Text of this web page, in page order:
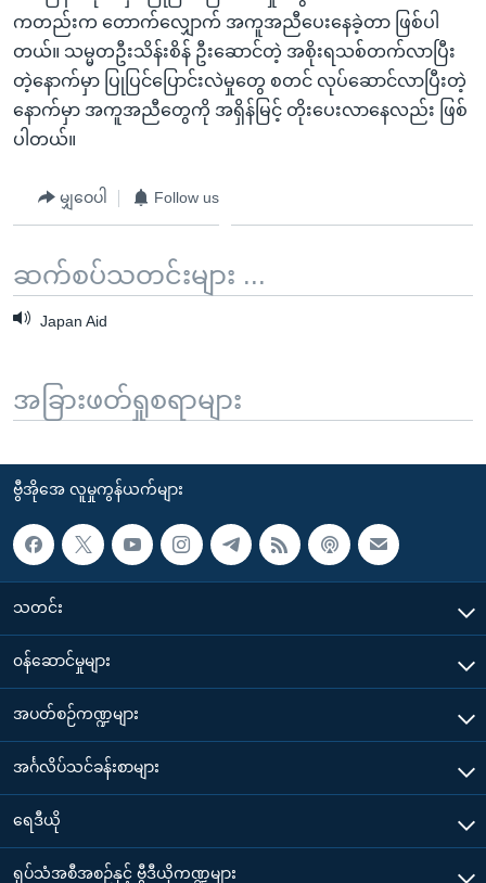
ကတည်းက တောက်လျှောက် အကူအညီပေးနေခဲ့တာ ဖြစ်ပါ
တယ်။ သမ္မတဦးသိန်းစိန် ဦးဆောင်တဲ့ အစိုးရသစ်တက်လာပြီး
တဲ့နောက်မှာ ပြုပြင်ပြောင်းလဲမှုတွေ စတင် လုပ်ဆောင်လာပြီးတဲ့
နောက်မှာ အကူအညီတွေကို အရှိန်မြင့် တိုးပေးလာနေလည်း ဖြစ်
ပါတယ်။
မျှဝေပါ Follow us
ဆက်စပ်သတင်းများ ...
Japan Aid
အခြားဖတ်ရှုစရာများ
ဗွီအိုအေ လူမှုကွန်ယက်များ
သတင်း
၀န်ဆောင်မှုများ
အပတ်စဉ်ကဏ္ဍများ
အင်္ဂလိပ်သင်ခန်းစာများ
ရေဒီယို
ရုပ်သံအစီအစဉ်နှင့် ဗွီဒီယိုကဏ္ဍများ